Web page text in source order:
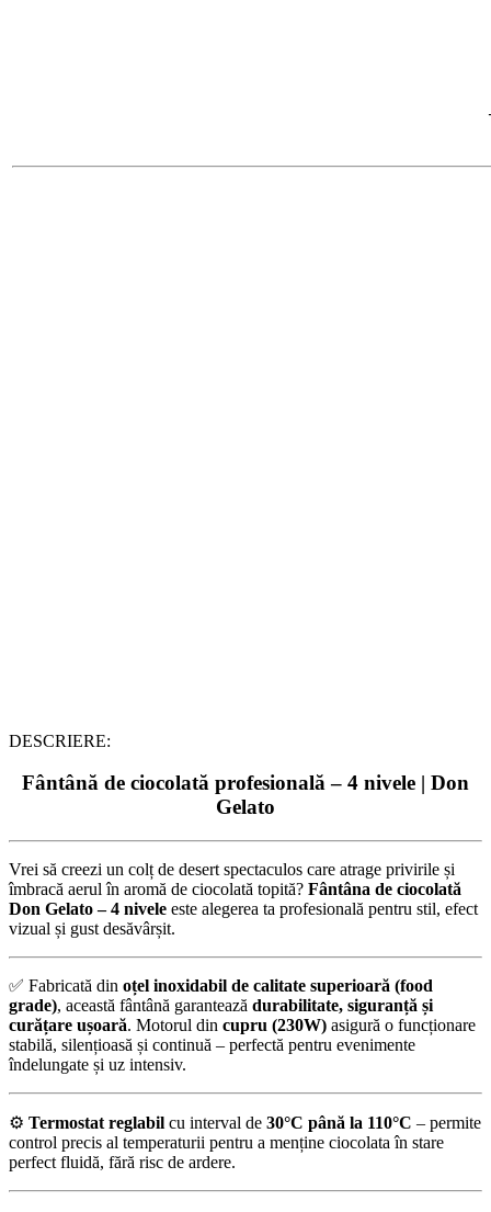
DESCRIERE:
Fântână de ciocolată profesională – 4 nivele | Don
Gelato
Vrei să creezi un colț de desert spectaculos care atrage privirile și
îmbracă aerul în aromă de ciocolată topită? Fântâna de ciocolată
Don Gelato – 4 nivele este alegerea ta profesională pentru stil, efect
vizual și gust desăvârșit.
✅ Fabricată din oțel inoxidabil de calitate superioară (food
grade), această fântână garantează durabilitate, siguranță și
curățare ușoară. Motorul din cupru (230W) asigură o funcționare
stabilă, silențioasă și continuă – perfectă pentru evenimente
îndelungate și uz intensiv.
⚙️ Termostat reglabil cu interval de 30°C până la 110°C – permite
control precis al temperaturii pentru a menține ciocolata în stare
perfect fluidă, fără risc de ardere.